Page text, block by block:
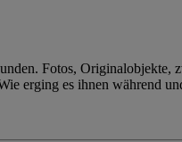
Fotos, Originalobjekte,
erging es ihnen während